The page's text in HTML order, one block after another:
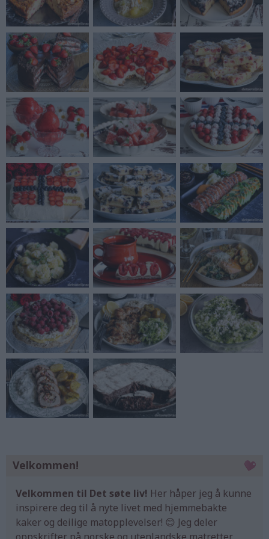
Velkommen!
Velkommen til Det søte liv! Her håper jeg å kunne
inspirere deg til å nyte livet med hjemmebakte
kaker og deilige matopplevelser! 😊 Jeg deler